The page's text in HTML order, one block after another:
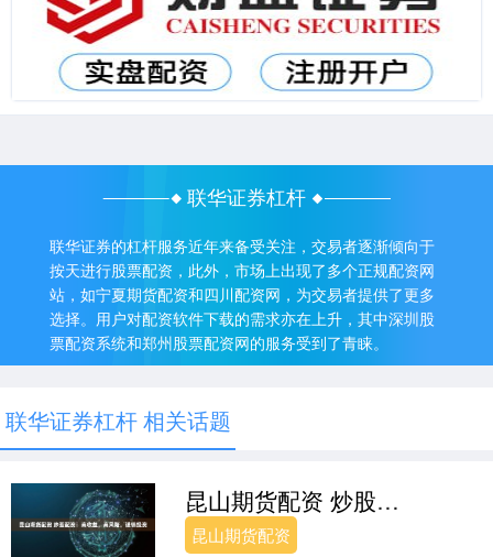
联华证券杠杆
联华证券的杠杆服务近年来备受关注，交易者逐渐倾向于
按天进行股票配资，此外，市场上出现了多个正规配资网
站，如宁夏期货配资和四川配资网，为交易者提供了更多
选择。用户对配资软件下载的需求亦在上升，其中深圳股
票配资系统和郑州股票配资网的服务受到了青睐。
联华证券杠杆 相关话题
昆山期货配资 炒股配资：高收益，高风险，谨慎投资
昆山期货配资